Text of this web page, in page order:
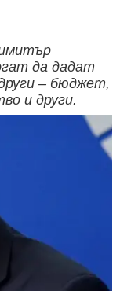
да дадат
– бюджет,
и други.